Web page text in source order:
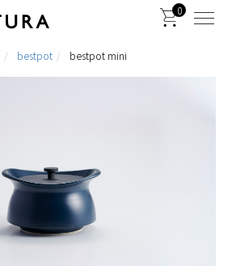
0
bestpot bestpot mini